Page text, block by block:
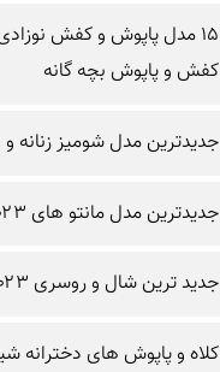
۱۵ مدل پاپوش و کفش
کفش و پاپوش بچه گانه
جدیدترین مدل شومیز زنانه
جدیدترین مدل مانتو های ۲۰۲۳
جدید ترین شال و روسری ۲۰۲۳
کلاه و پاپوش های دخترانه